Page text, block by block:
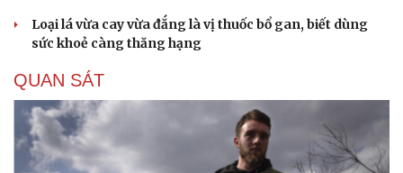
Tư vấn
Săn Tour
check-in
Đọc truyện đêm khuya
Cửa sổ tình yêu
Kể chuyện cho bé
Hạt giống tâm hồn
Loại lá vừa cay vừa đắng là vị thuốc bổ gan, biết dùng
sức khoẻ càng thăng hạng
QUAN SÁT